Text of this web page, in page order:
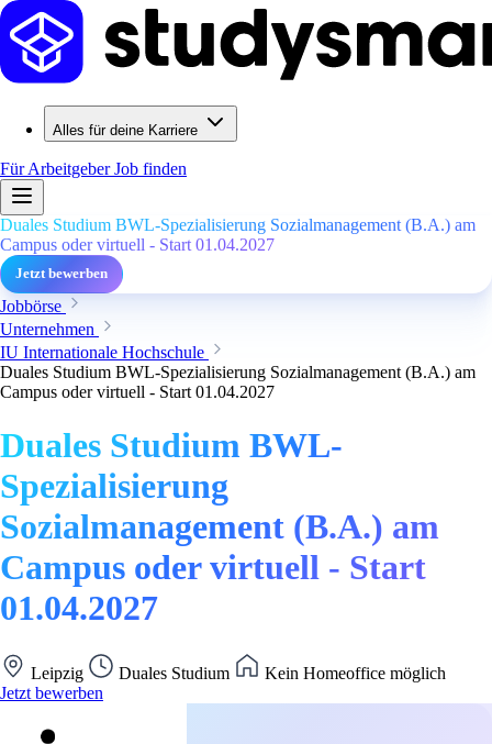
Alles für deine Karriere
Für ArbeitgeberJob finden
Duales Studium BWL-Spezialisierung Sozialmanagement (B.A.) am
Campus oder virtuell - Start 01.04.2027
Jetzt bewerben
Jobbörse
Unternehmen
IU Internationale Hochschule
Duales Studium BWL-Spezialisierung Sozialmanagement (B.A.) am
Campus oder virtuell - Start 01.04.2027
Duales Studium BWL-
Spezialisierung
Sozialmanagement (B.A.) am
Campus oder virtuell - Start
01.04.2027
Leipzig Duales Studium
Kein Homeoffice möglich
Jetzt bewerben